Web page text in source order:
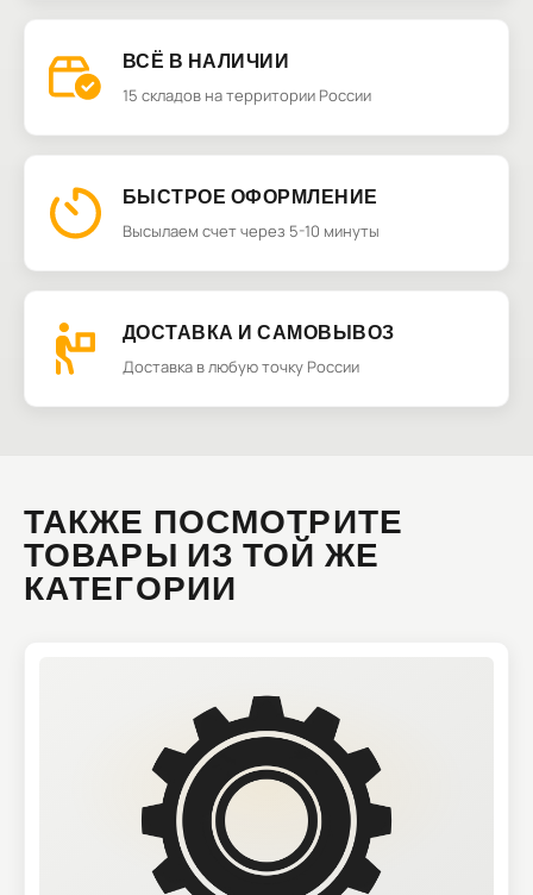
ВСЁ В НАЛИЧИИ
15 складов на территории России
БЫСТРОЕ ОФОРМЛЕНИЕ
Высылаем счет через 5-10 минуты
ДОСТАВКА И САМОВЫВОЗ
Доставка в любую точку России
ТАКЖЕ ПОСМОТРИТЕ
ТОВАРЫ ИЗ ТОЙ ЖЕ
КАТЕГОРИИ